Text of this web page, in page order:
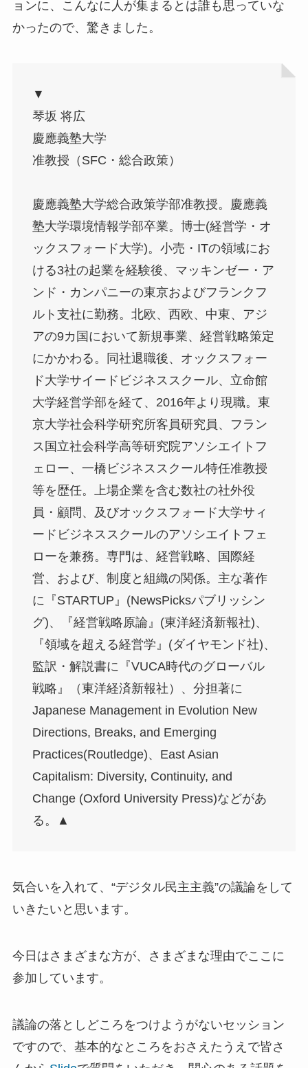
ョンに、こんなに人が集まるとは誰も思っていな
かったので、驚きました。
▼
琴坂 将広
慶應義塾大学
准教授（SFC・総合政策）
慶應義塾大学総合政策学部准教授。慶應義
塾大学環境情報学部卒業。博士(経営学・オ
ックスフォード大学)。小売・ITの領域にお
ける3社の起業を経験後、マッキンゼー・ア
ンド・カンパニーの東京およびフランクフ
ルト支社に勤務。北欧、西欧、中東、アジ
アの9カ国において新規事業、経営戦略策定
にかかわる。同社退職後、オックスフォー
ド大学サイードビジネススクール、立命館
大学経営学部を経て、2016年より現職。東
京大学社会科学研究所客員研究員、フラン
ス国立社会科学高等研究院アソシエイトフ
ェロー、一橋ビジネススクール特任准教授
等を歴任。上場企業を含む数社の社外役
員・顧問、及びオックスフォード大学サィ
ードビジネススクールのアソシエイトフェ
ローを兼務。専門は、経営戦略、国際経
営、および、制度と組織の関係。主な著作
に『STARTUP』(NewsPicksパブリッシン
グ)、『経営戦略原論』(東洋経済新報社)、
『領域を超える経営学』(ダイヤモンド社)、
監訳・解説書に『VUCA時代のグローバル
戦略』（東洋経済新報社）、分担著に
Japanese Management in Evolution New
Directions, Breaks, and Emerging
Practices(Routledge)、East Asian
Capitalism: Diversity, Continuity, and
Change (Oxford University Press)などがあ
る。▲
気合いを入れて、“デジタル民主主義”の議論をして
いきたいと思います。
今日はさまざまな方が、さまざまな理由でここに
参加しています。
議論の落としどころをつけようがないセッション
ですので、基本的なところをおさえたうえで皆さ